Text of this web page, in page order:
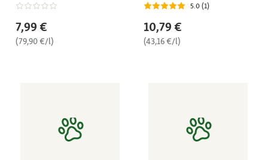
7,99 €
(79,90 €/l)
5.0 (1)
10,79 €
(43,16 €/l)